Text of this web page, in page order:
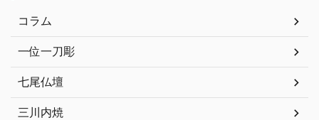
コラム
一位一刀彫
七尾仏壇
三川内焼